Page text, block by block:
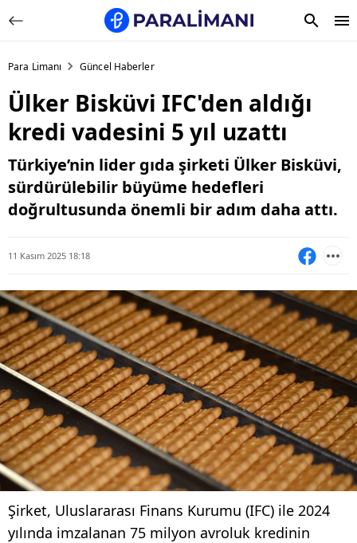
Para Limanı Güncel Haberler
Ülker Bisküvi IFC'den aldığı
kredi vadesini 5 yıl uzattı
Türkiye’nin lider gıda şirketi Ülker Bisküvi,
sürdürülebilir büyüme hedefleri
doğrultusunda önemli bir adım daha attı.
11 Kasım 2025 18:18
Şirket, Uluslararası Finans Kurumu (IFC) ile 2024
yılında imzalanan 75 milyon avroluk kredinin